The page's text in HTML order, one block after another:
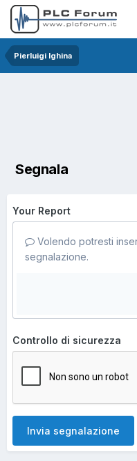
Pierluigi Ighina
Segnala
Your Report
Volendo potresti
segnalazione.
Controllo di sicurezza
Invia segnalazione